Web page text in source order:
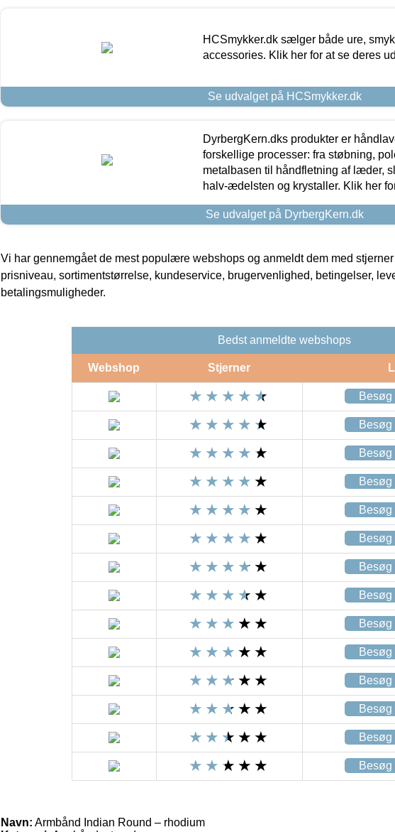
HCSmykker.dk sælger både ure,
accessories. Klik her for at se deres
Se udvalget på HCSmykker.dk
DyrbergKern.dks produkter er
forskellige processer: fra støbning,
metalbasen til håndfletning af læder,
halv-ædelsten og krystaller. Klik her
Se udvalget på DyrbergKern.dk
Vi har gennemgået de mest populære webshops og anmeldt dem med
prisniveau, sortimentstørrelse, kundeservice, brugervenlighed, betingelser,
betalingsmuligheder.
Bedst anmeldte webshops
Webshop Stjerner
Besøg
Besøg
Besøg
Besøg
Besøg
Besøg
Besøg
Besøg
Besøg
Besøg
Besøg
Besøg
Besøg
Besøg
Navn: Armbånd Indian Round – rhodium